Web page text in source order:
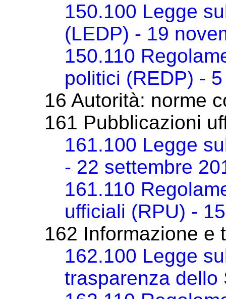
150.100 Legge
(LEDP) - 19
150.110
politici (REDP) -
16 Autorità: norme
161 Pubblicazioni
161.100 Legge
- 22 settembre
161.110
ufficiali (RPU) -
162 Informazione e
162.100 Legge
trasparenza dello